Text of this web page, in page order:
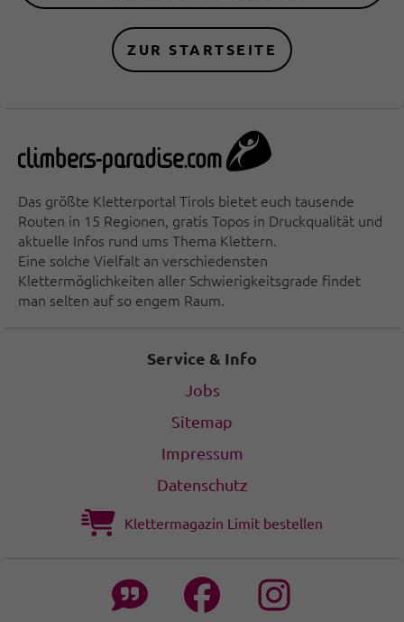
ZUR STARTSEITE
Das größte Kletterportal Tirols bietet euch tausende
Routen in 15 Regionen, gratis Topos in Druckqualität und
aktuelle Infos rund ums Thema Klettern.
Eine solche Vielfalt an verschiedensten
Klettermöglichkeiten aller Schwierigkeitsgrade findet
man selten auf so engem Raum.
Service & Info
Jobs
Sitemap
Impressum
Datenschutz
Klettermagazin Limit bestellen